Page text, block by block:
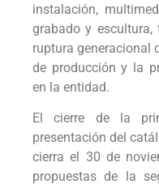
instalación,
grabado y escultura,
ruptura generacional
de producción y la
en la entidad.
El cierre de la
presentación del
cierra el 30 de
propuestas de la